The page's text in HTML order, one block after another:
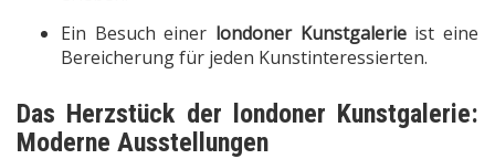
Ein Besuch einer londoner Kunstgalerieist eine
Bereicherung für jeden Kunstinteressierten.
Das Herzstück der londoner Kunstgalerie:
Moderne Ausstellungen